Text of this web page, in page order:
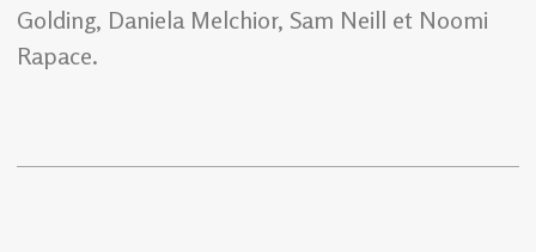
Golding, Daniela Melchior, Sam Neill et Noomi
Rapace.